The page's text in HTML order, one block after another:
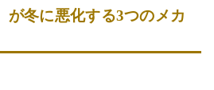
が冬に悪化する3つのメカ